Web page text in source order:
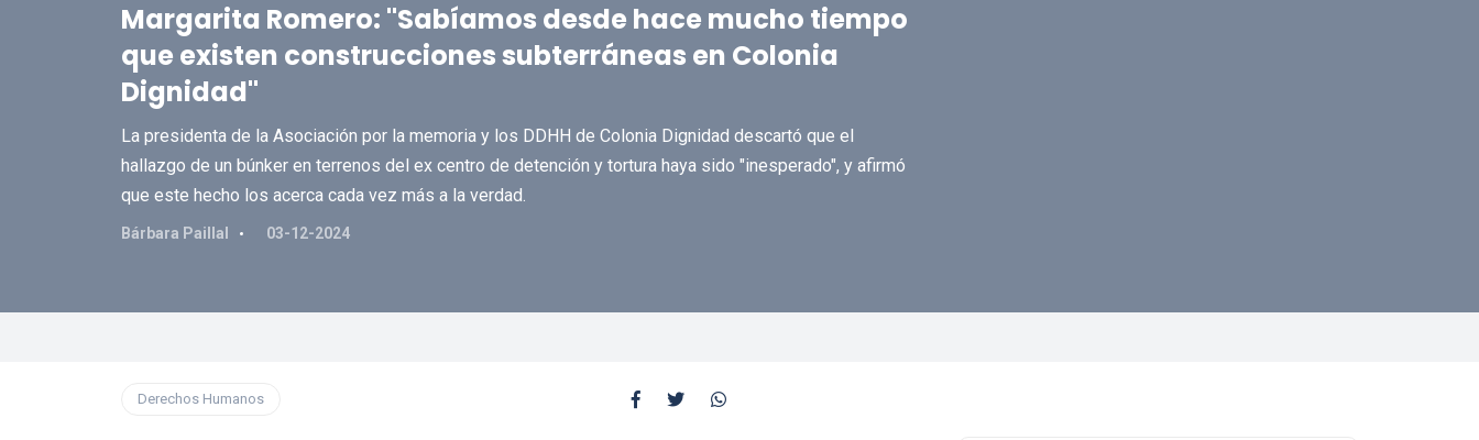
Margarita Romero: "Sabíamos desde hace mucho tiempo
que existen construcciones subterráneas en Colonia
Dignidad"
La presidenta de la Asociación por la memoria y los DDHH de Colonia Dignidad descartó que el
hallazgo de un búnker en terrenos del ex centro de detención y tortura haya sido "inesperado", y afirmó
que este hecho los acerca cada vez más a la verdad.
Bárbara Paillal 03-12-2024
Derechos Humanos